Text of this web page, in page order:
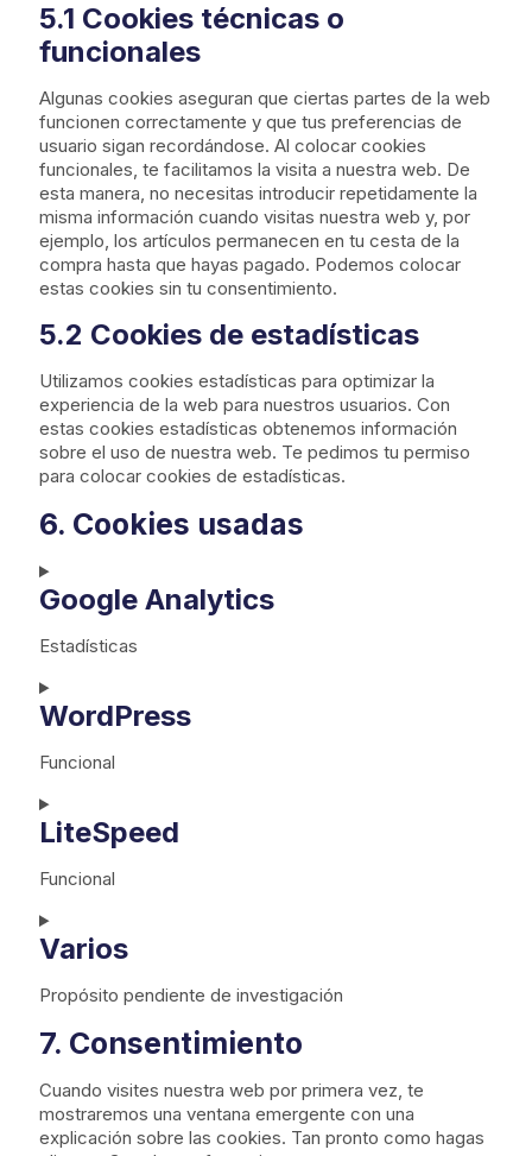
5.1 Cookies técnicas o
funcionales
Algunas cookies aseguran que ciertas partes de la web
funcionen correctamente y que tus preferencias de
usuario sigan recordándose. Al colocar cookies
funcionales, te facilitamos la visita a nuestra web. De
esta manera, no necesitas introducir repetidamente la
misma información cuando visitas nuestra web y, por
ejemplo, los artículos permanecen en tu cesta de la
compra hasta que hayas pagado. Podemos colocar
estas cookies sin tu consentimiento.
5.2 Cookies de estadísticas
Utilizamos cookies estadísticas para optimizar la
experiencia de la web para nuestros usuarios. Con
estas cookies estadísticas obtenemos información
sobre el uso de nuestra web. Te pedimos tu permiso
para colocar cookies de estadísticas.
6. Cookies usadas
Google Analytics
Estadísticas
C
o
n
s
n
t
o
e
r
i
e
o
o
g
WordPress
Funcional
C
o
n
s
n
t
o
e
v
i
c
LiteSpeed
Funcional
C
o
n
s
n
t
t
o
s
Varios
Propósito pendiente de investigación
C
o
n
s
e
7. Consentimiento
Cuando visites nuestra web por primera vez, te
mostraremos una ventana emergente con una
explicación sobre las cookies. Tan pronto como hagas